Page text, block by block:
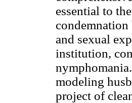
essential to
and sexual
institution,
modeling
project of